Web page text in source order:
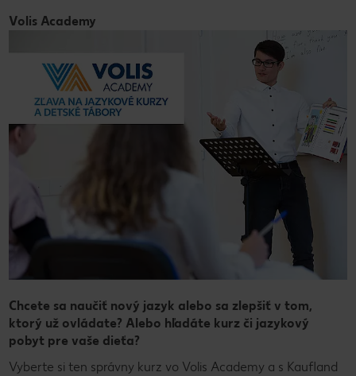
Volis Academy
Chcete sa naučiť nový jazyk alebo sa zlepšiť v tom,
ktorý už ovládate? Alebo hľadáte kurz či jazykový
pobyt pre vaše dieťa?
Vyberte si ten správny kurz vo Volis Academy a s Kaufland